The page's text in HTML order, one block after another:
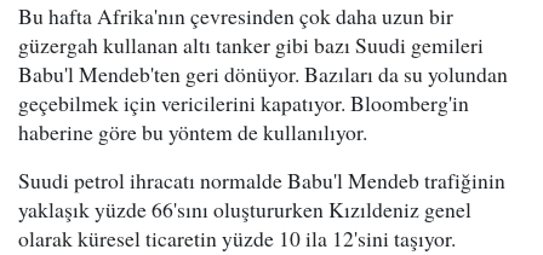
Bu hafta Afrika'nın çevresinden çok daha uzun bir
güzergah kullanan altı tanker gibi bazı Suudi gemileri
Babu'l Mendeb'ten geri dönüyor. Bazıları da su yolundan
geçebilmek için vericilerini kapatıyor. Bloomberg'in
haberine göre bu yöntem de kullanılıyor.
Suudi petrol ihracatı normalde Babu'l Mendeb trafiğinin
yaklaşık yüzde 66'sını oluştururken Kızıldeniz genel
olarak küresel ticaretin yüzde 10 ila 12'sini taşıyor.